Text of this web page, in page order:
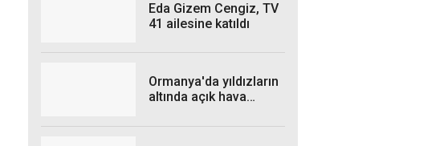
Eda Gizem Cengiz, TV
41 ailesine katıldı
Ormanya'da yıldızların
altında açık hava